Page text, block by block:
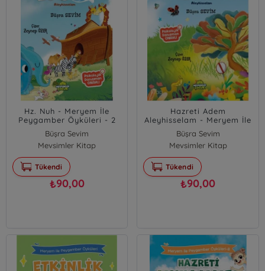
Hz. Nuh - Meryem İle
Peygamber Öyküleri - 2
Büşra Sevim
Mevsimler Kitap
Tükendi
₺90,00
Hazreti Adem
Aleyhisselam - Meryem İle
Büşra Sevim
Mevsimler Kitap
Tükendi
₺90,00